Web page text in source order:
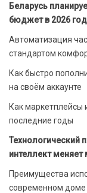
Беларусь
бюджет в 2026
Автоматизация
стандартом
Как быстро
на своём аккаунте
Как маркетплейсы
последние годы
Технологический
интеллект
Преимущества
современном доме